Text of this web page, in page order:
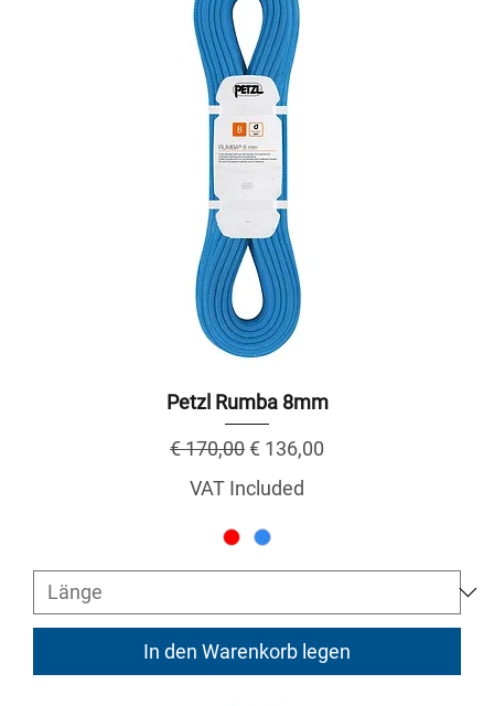
Petzl Rumba 8mm
Regular Price
€ 170,00Sale Price
€ 136,00
VAT Included
In den Warenkorb legen